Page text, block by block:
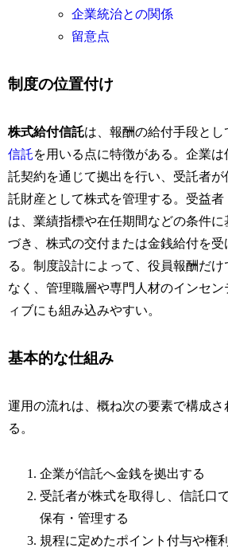
企業統治との関係
留意点
制度の位置付け
株式給付信託は、報酬の給付手段とし
信託を用いる点に特徴がある。企業は
託契約を通じて拠出を行い、受託者が
託財産として株式を管理する。受益者
は、業績指標や在任期間などの条件に
づき、株式の交付または金銭給付を受
る。制度設計によって、役員報酬だけ
なく、管理職層や専門人材のインセン
ィブにも組み込みやすい。
基本的な仕組み
運用の流れは、概ね次の要素で構成さ
る。
企業が信託へ金銭を拠出する
受託者が株式を取得し、信託口
保有・管理する
規程に定めたポイント付与や権利